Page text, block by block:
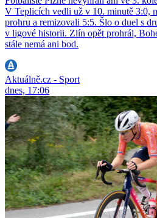
V Teplicích vedli už v 10. minutě 3:0,
prohru a remizovali 5:5. Šlo o duel s
v ligové historii. Zlín opět prohrál,
stále nemá ani bod.
Aktuálně.cz - Sport
dnes, 17:06